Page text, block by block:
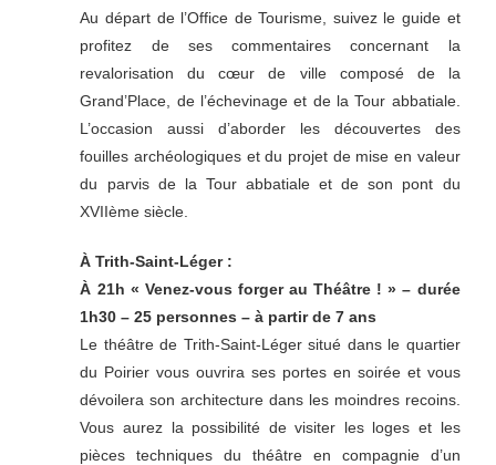
Au départ de l’Office de Tourisme, suivez le guide et
profitez de ses commentaires concernant la
revalorisation du cœur de ville composé de la
Grand’Place, de l’échevinage et de la Tour abbatiale.
L’occasion aussi d’aborder les découvertes des
fouilles archéologiques et du projet de mise en valeur
du parvis de la Tour abbatiale et de son pont du
XVIIème siècle.
À Trith-Saint-Léger :
À 21h « Venez-vous forger au Théâtre ! » – durée
1h30 – 25 personnes – à partir de 7 ans
Le théâtre de Trith-Saint-Léger situé dans le quartier
du Poirier vous ouvrira ses portes en soirée et vous
dévoilera son architecture dans les moindres recoins.
Vous aurez la possibilité de visiter les loges et les
pièces techniques du théâtre en compagnie d’un